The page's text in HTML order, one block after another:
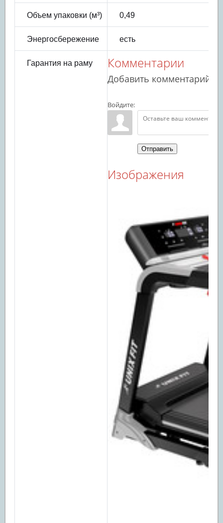
Объем упаковки (м³) 0,49
Энергосбережение есть
Гарантия на раму Комментарии
Добавить комментарий
Войдите:
Отправить
Изображения